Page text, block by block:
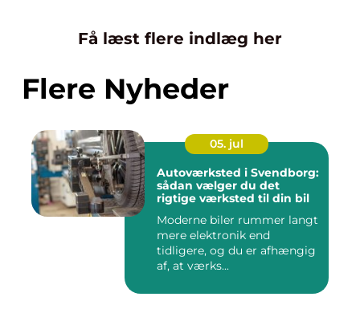
Få læst flere indlæg her
Flere Nyheder
05. jul
Autoværksted i Svendborg:
sådan vælger du det
rigtige værksted til din bil
Moderne biler rummer langt
mere elektronik end
tidligere, og du er afhængig
af, at værks...